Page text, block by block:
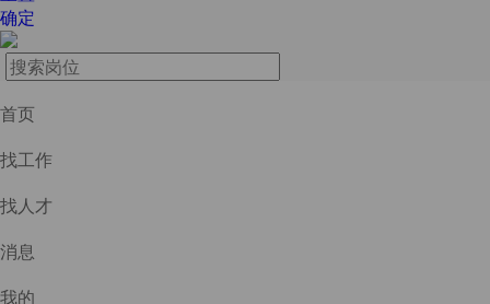
确定
首页
找工作
找人才
消息
我的